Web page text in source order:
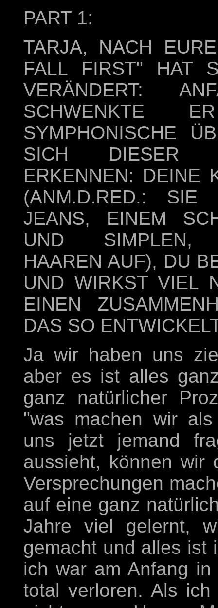
PART 1:
TARJA, NACH
FALL FIRST" HAT
VERÄNDERT:
SCHWENKTE
SYMPHONISCHE
SICH DIESER
ERKENNEN: DEINE
(ANM.D.RED.: SIE
JEANS, EINEM
UND SIMPLEN,
HAAREN AUF), DU
UND WIRKST VIEL
EINEN
DAS SO
Ja wir haben uns
aber es ist alles
ganz natürlicher
"was machen wir
uns jetzt jemand
aussieht, können wir
Versprechungen
auf eine ganz
Jahre viel gelernt,
gemacht und alles ist
ich war am Anfang
total verloren. Als